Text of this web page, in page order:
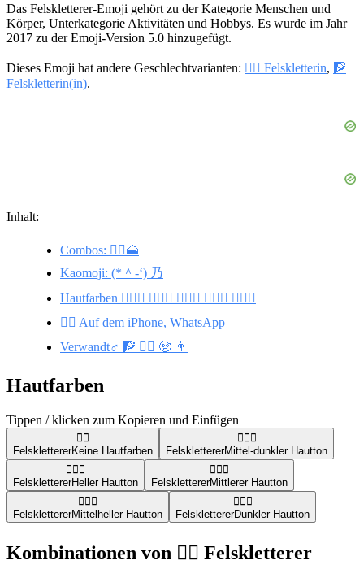
Das Felskletterer-Emoji gehört zu der Kategorie Menschen und
Körper, Unterkategorie Aktivitäten und Hobbys. Es wurde im Jahr
2017 zu der Emoji-Version 5.0 hinzugefügt.
Dieses Emoji hat andere Geschlechtvarianten: 🧗‍♀️ Felskletterin, 🧗
Felskletterin(in).
Inhalt:
Combos: 🧗‍♂️🗻
Kaomoji: (*＾-‘) 乃
Hautfarben 🧗🏾‍♂️ 🧗🏻‍♂️ 🧗🏽‍♂️ 🧗🏼‍♂️ 🧗🏿‍♂️
🧗‍♂️ Auf dem iPhone, WhatsApp
Verwandt♂️ 🧗 🧗‍♀️ 🧟 👨
Hautfarben
Tippen / klicken zum Kopieren und Einfügen
🧗‍♂️
FelsklettererKeine Hautfarben
🧗🏾‍♂️
FelsklettererMittel-dunkler Hautton
🧗🏻‍♂️
FelsklettererHeller Hautton
🧗🏽‍♂️
FelsklettererMittlerer Hautton
🧗🏼‍♂️
FelsklettererMittelheller Hautton
🧗🏿‍♂️
FelsklettererDunkler Hautton
Kombinationen von 🧗‍♂️ Felskletterer